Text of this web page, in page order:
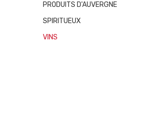
PRODUITS D'AUVERGNE
SPIRITUEUX
VINS